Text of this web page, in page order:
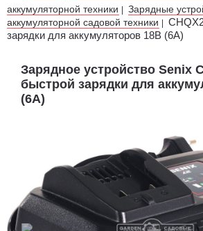
аккумуляторной техники | Зарядные
аккумуляторной садовой техники |
зарядки для аккумуляторов 18В (6А)
Зарядное устройство Senix
быстрой зарядки для
(6А)